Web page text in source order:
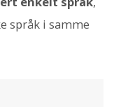
språk i samme